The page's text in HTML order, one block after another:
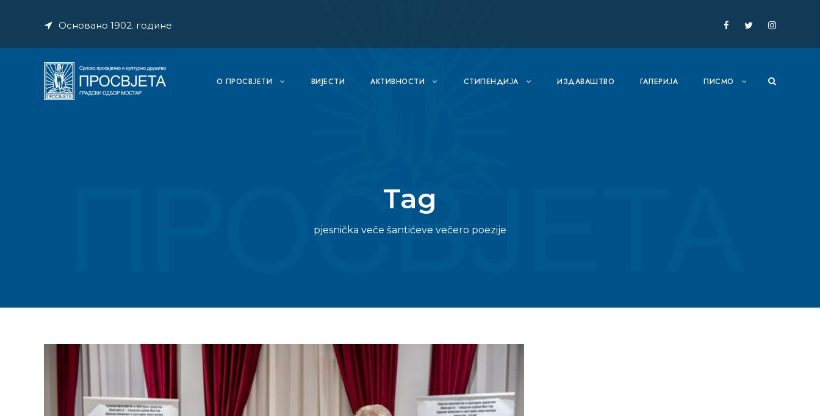
Основано 1902. године
O ПРОСВЈЕТИ ВИJЕСТИ АКТИВНОСТИ СТИПЕНДИЈА ИЗДАВАШТВО ГАЛЕРИЈА ПИСМО
Tag
pjesnička veče šantićeve večero poezije